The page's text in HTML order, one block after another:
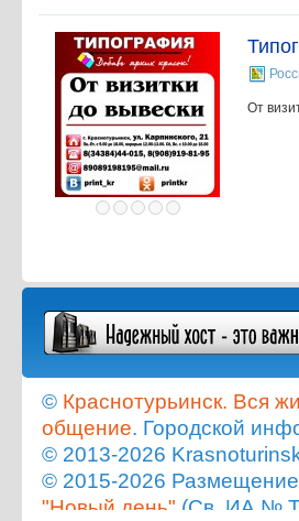
От
© Краснотурьинск. Вся
общение. Городской
© 2013-2026
© 2015-2026
"Новый день" (Св. ИА №